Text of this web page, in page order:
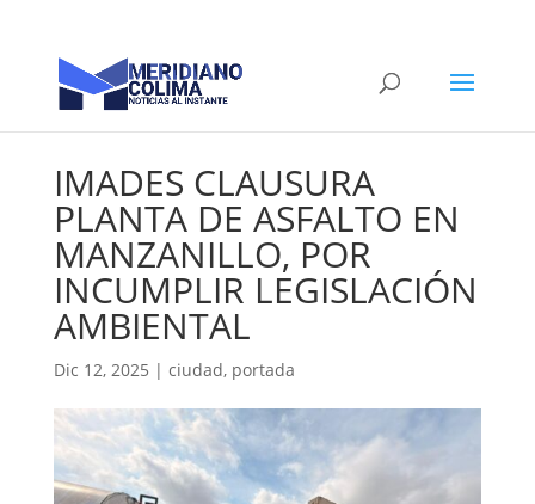
IMADES CLAUSURA
PLANTA DE ASFALTO EN
MANZANILLO, POR
INCUMPLIR LEGISLACIÓN
AMBIENTAL
Dic 12, 2025 | ciudad, portada